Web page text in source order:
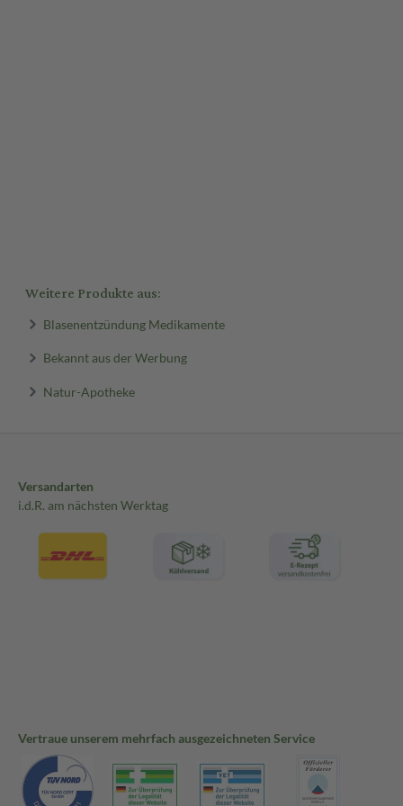
Weitere Produkte aus:
Blasenentzündung Medikamente
Bekannt aus der Werbung
Natur-Apotheke
Versandarten
i.d.R. am nächsten Werktag
Vertraue unserem mehrfach ausgezeichneten Service